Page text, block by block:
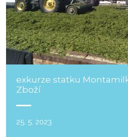
exkurze statku
Zboží
25. 5. 2023